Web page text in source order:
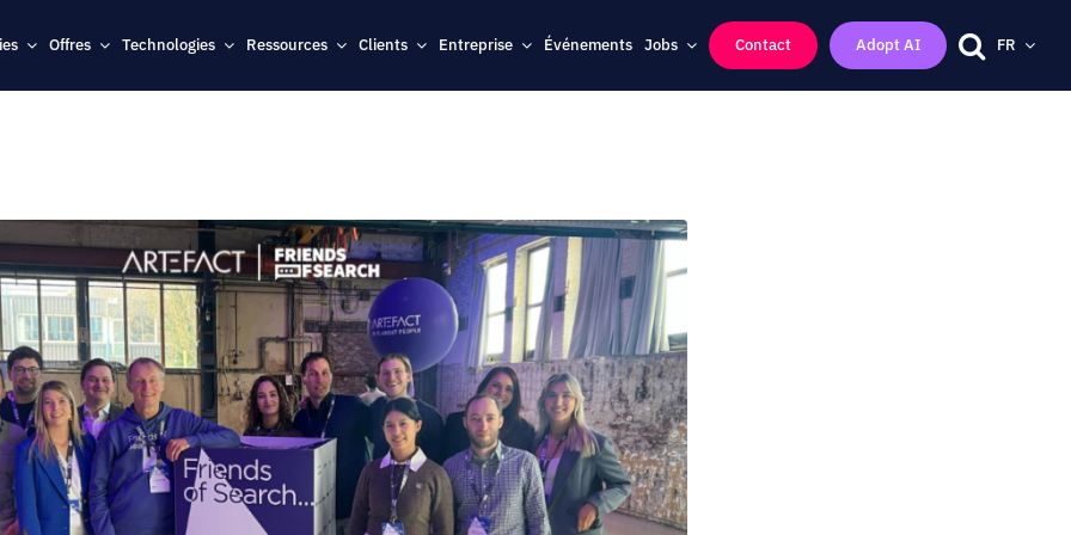
Offres Technologies Ressources Clients Entreprise Événements Jobs Contact Adopt AI FR